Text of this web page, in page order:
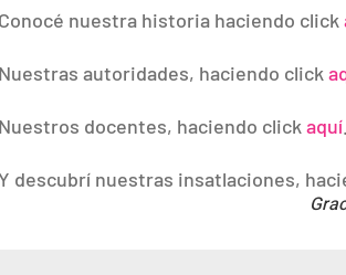
Conocé nuestra historia haciendo click
Nuestras autoridades, haciendo click
Nuestros docentes, haciendo clickaquí
descubrí nuestras insatlaciones,